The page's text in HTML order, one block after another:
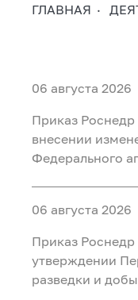
ГЛАВНАЯ
06 августа 2026
Приказ
внесении
Федерального
недр для
изучения недр
федерального
геологического
06 августа 2026
Приказ
утверждении
разведки и